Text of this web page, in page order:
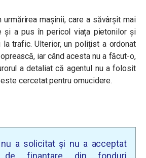
mașinii, care a săvârșit mai
și a pus în pericol viața pietonilor și
trafic. Ulterior, un polițist a ordonat
iar când acesta nu a făcut-o,
a detaliat că agentul nu a folosit
cercetat pentru omucidere.
nu a solicitat și nu a acceptat
finanțare din fonduri